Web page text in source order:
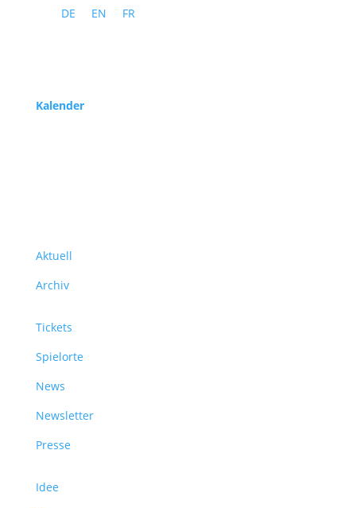
DE EN FR
Kalender
Aktuell
Archiv
Tickets
Spielorte
News
Newsletter
Presse
Idee